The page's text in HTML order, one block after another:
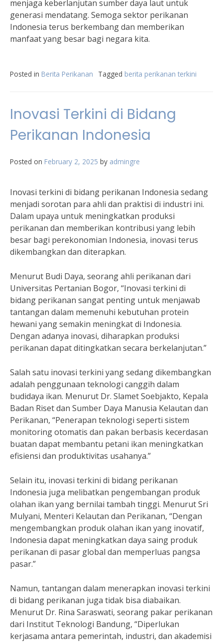
menjaga keberlanjutan sumber daya laut untuk
generasi mendatang. Semoga sektor perikanan
Indonesia terus berkembang dan memberikan
manfaat yang besar bagi negara kita.
Posted in Berita Perikanan Tagged berita perikanan terkini
Inovasi Terkini di Bidang
Perikanan Indonesia
Posted on February 2, 2025 by admingre
Inovasi terkini di bidang perikanan Indonesia sedang
menjadi sorotan para ahli dan praktisi di industri ini.
Dalam upaya untuk meningkatkan produksi
perikanan dan memberikan kontribusi yang lebih
besar bagi perekonomian Indonesia, inovasi terus
dikembangkan dan diterapkan.
Menurut Budi Daya, seorang ahli perikanan dari
Universitas Pertanian Bogor, “Inovasi terkini di
bidang perikanan sangat penting untuk menjawab
tantangan dalam memenuhi kebutuhan protein
hewani yang semakin meningkat di Indonesia.
Dengan adanya inovasi, diharapkan produksi
perikanan dapat ditingkatkan secara berkelanjutan.”
Salah satu inovasi terkini yang sedang dikembangkan
adalah penggunaan teknologi canggih dalam
budidaya ikan. Menurut Dr. Slamet Soebjakto, Kepala
Badan Riset dan Sumber Daya Manusia Kelautan dan
Perikanan, “Penerapan teknologi seperti sistem
monitoring otomatis dan pakan berbasis kecerdasan
buatan dapat membantu petani ikan meningkatkan
efisiensi dan produktivitas usahanya.”
Selain itu, inovasi terkini di bidang perikanan
Indonesia juga melibatkan pengembangan produk
olahan ikan yang bernilai tambah tinggi. Menurut Sri
Mulyani, Menteri Kelautan dan Perikanan, “Dengan
mengembangkan produk olahan ikan yang inovatif,
Indonesia dapat meningkatkan daya saing produk
perikanan di pasar global dan memperluas pangsa
pasar.”
Namun, tantangan dalam menerapkan inovasi terkini
di bidang perikanan juga tidak bisa diabaikan.
Menurut Dr. Rina Saraswati, seorang pakar perikanan
dari Institut Teknologi Bandung, “Diperlukan
kerjasama antara pemerintah, industri, dan akademisi